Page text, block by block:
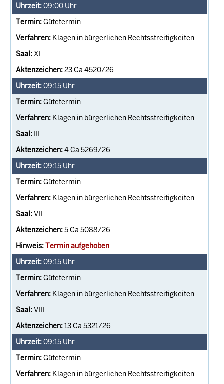
09:00 Uhr
Gütetermin
Klagen in bürgerlichen Rechtsstreitigkeiten
XI
23 Ca 4520/26
09:15 Uhr
Gütetermin
Klagen in bürgerlichen Rechtsstreitigkeiten
III
4 Ca 5269/26
09:15 Uhr
Gütetermin
Klagen in bürgerlichen Rechtsstreitigkeiten
VII
5 Ca 5088/26
Termin aufgehoben
09:15 Uhr
Gütetermin
Klagen in bürgerlichen Rechtsstreitigkeiten
VIII
13 Ca 5321/26
09:15 Uhr
Gütetermin
Klagen in bürgerlichen Rechtsstreitigkeiten